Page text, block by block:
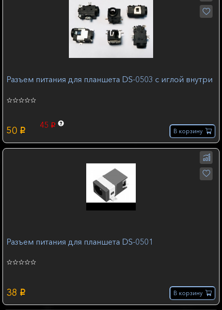
Разъем питания для планшета DS-0503 с иглой внутри
50 p
45 p
В корзину
Разъем питания для планшета DS-0501
38 p В корзину